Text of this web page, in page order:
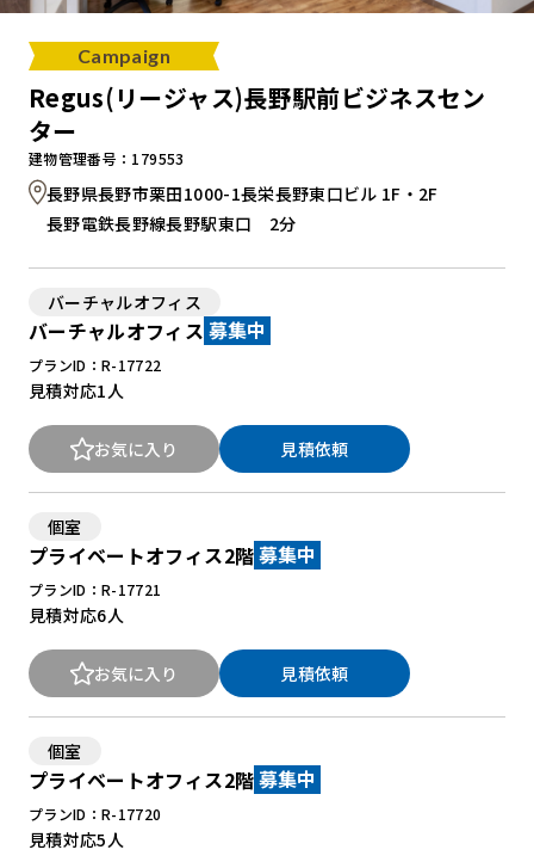
0120-999-076
受付時間 平日9:00～18:00
New Office Styleとは
Campaign
Regus(リージャス)長野駅前ビジネスセン
ター
建物管理番号：179553
長野県長野市栗田1000-1長栄長野東口ビル 1F・2F
長野電鉄長野線長野駅東口 2分
バーチャルオフィス
バーチャルオフィス 募集中
プランID：R-17722
見積対応1人
お気に入り 見積依頼
個室
プライベートオフィス2階 募集中
プランID：R-17721
見積対応6人
お気に入り 見積依頼
個室
プライベートオフィス2階 募集中
プランID：R-17720
見積対応5人